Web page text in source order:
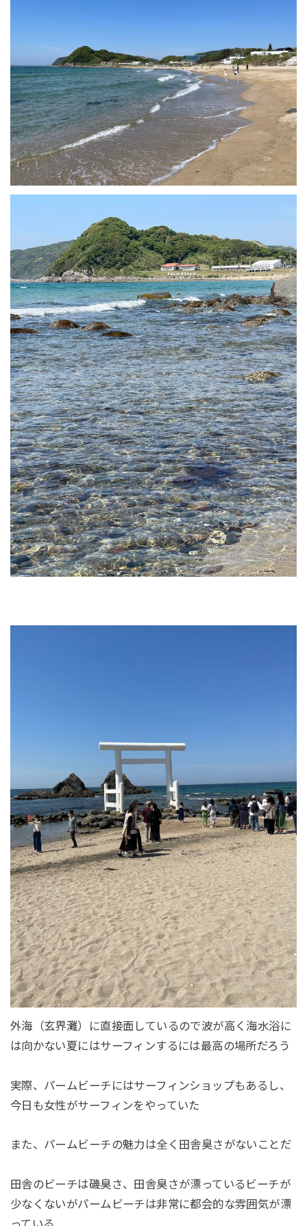
外海（玄界灘）に直接面しているので波が高く海水浴に
は向かない夏にはサーフィンするには最高の場所だろう
実際、パームビーチにはサーフィンショップもあるし、
今日も女性がサーフィンをやっていた
また、パームビーチの魅力は全く田舎臭さがないことだ
田舎のビーチは磯臭さ、田舎臭さが漂っているビーチが
少なくないがパームビーチは非常に都会的な雰囲気が漂